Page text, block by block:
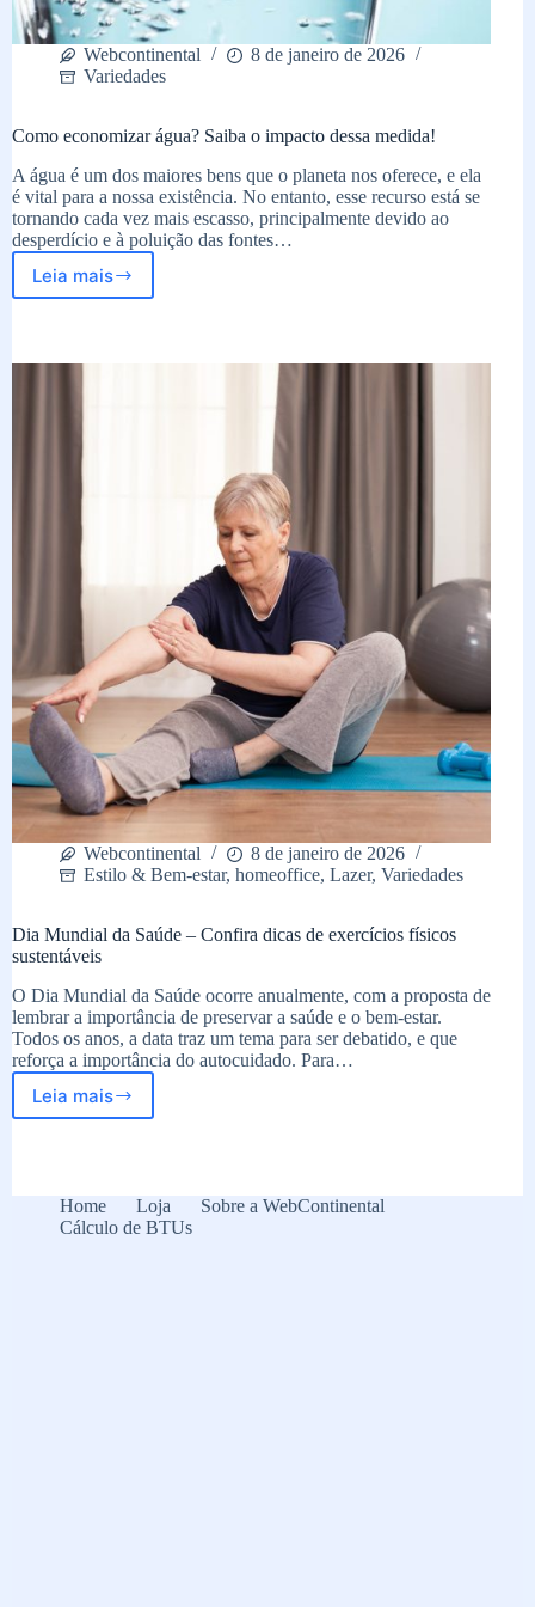
Webcontinental
8 de janeiro de 2026
Variedades
Como economizar água? Saiba o impacto dessa medida!
A água é um dos maiores bens que o planeta nos oferece, e ela
é vital para a nossa existência. No entanto, esse recurso está se
tornando cada vez mais escasso, principalmente devido ao
desperdício e à poluição das fontes…
Leia mais
Como
Webcontinental
8 de janeiro de 2026
Estilo & Bem-estar, homeoffice, Lazer, Variedades
Dia Mundial da Saúde – Confira dicas de exercícios físicos
sustentáveis
O Dia Mundial da Saúde ocorre anualmente, com a proposta de
lembrar a importância de preservar a saúde e o bem-estar.
Todos os anos, a data traz um tema para ser debatido, e que
reforça a importância do autocuidado. Para…
Leia mais
Dia
Confira
dicas
Home Loja
Sobre a WebContinental
Cálculo de BTUs